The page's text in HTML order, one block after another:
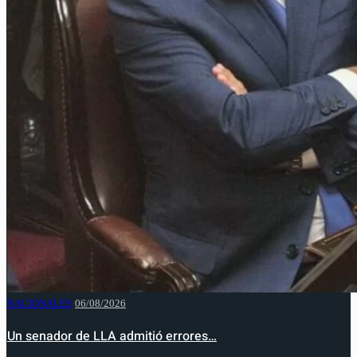
NACIONALES 06/08/2026
Un senador de LLA admitió errores…